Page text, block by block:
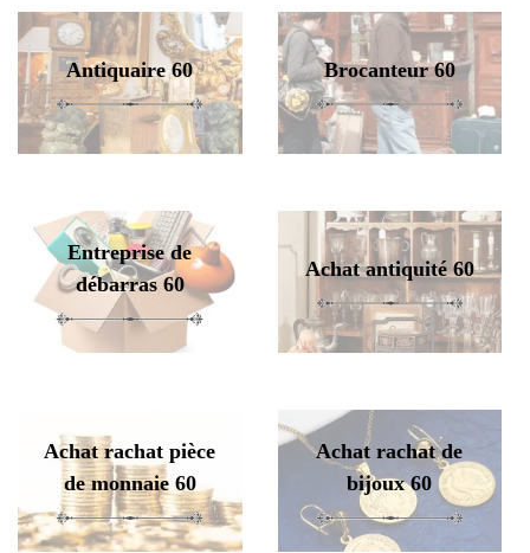
Antiquaire 60 Brocanteur 60
Entreprise de
débarras 60
Achat antiquité 60
Achat rachat pièce
de monnaie 60
Achat rachat de
bijoux 60